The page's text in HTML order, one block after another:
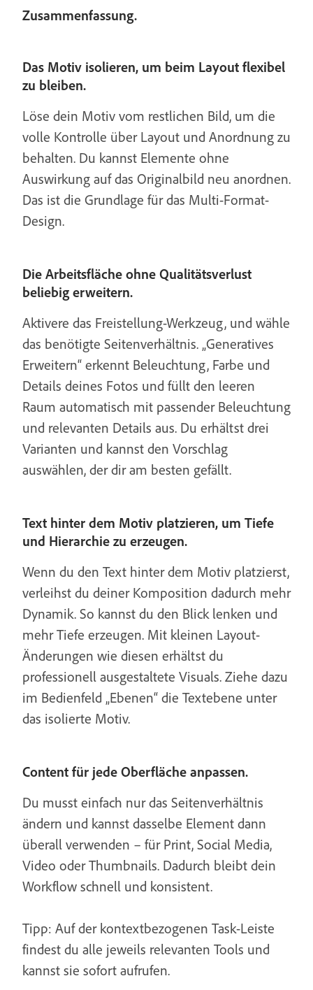
Zusammenfassung.
Das Motiv isolieren, um beim Layout flexibel
zu bleiben.
Löse dein Motiv vom restlichen Bild, um die
volle Kontrolle über Layout und Anordnung zu
behalten. Du kannst Elemente ohne
Auswirkung auf das Originalbild neu anordnen.
Das ist die Grundlage für das Multi-Format-
Design.
Die Arbeitsfläche ohne Qualitätsverlust
beliebig erweitern.
Aktivere das Freistellung-Werkzeug, und wähle
das benötigte Seitenverhältnis. „Generatives
Erweitern“ erkennt Beleuchtung, Farbe und
Details deines Fotos und füllt den leeren
Raum automatisch mit passender Beleuchtung
und relevanten Details aus. Du erhältst drei
Varianten und kannst den Vorschlag
auswählen, der dir am besten gefällt.
Text hinter dem Motiv platzieren, um Tiefe
und Hierarchie zu erzeugen.
Wenn du den Text hinter dem Motiv platzierst,
verleihst du deiner Komposition dadurch mehr
Dynamik. So kannst du den Blick lenken und
mehr Tiefe erzeugen. Mit kleinen Layout-
Änderungen wie diesen erhältst du
professionell ausgestaltete Visuals. Ziehe dazu
im Bedienfeld „Ebenen“ die Textebene unter
das isolierte Motiv.
Content für jede Oberfläche anpassen.
Du musst einfach nur das Seitenverhältnis
ändern und kannst dasselbe Element dann
überall verwenden – für Print, Social Media,
Video oder Thumbnails. Dadurch bleibt dein
Workflow schnell und konsistent.
Tipp: Auf der kontextbezogenen Task-Leiste
findest du alle jeweils relevanten Tools und
kannst sie sofort aufrufen.